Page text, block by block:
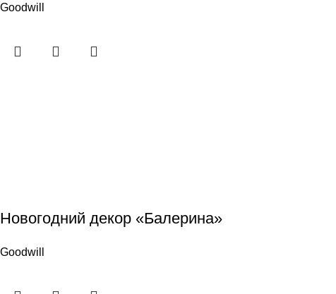
Goodwill
Новогодний декор «Балерина»
Goodwill